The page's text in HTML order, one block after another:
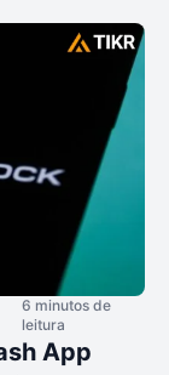
6 minutos de
leitura
App